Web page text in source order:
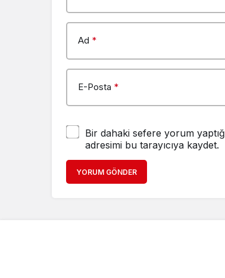
Ad *
E-Posta *
Bir dahaki sefere yorum
adresimi bu tarayıcıya kaydet.
YORUM GÖNDER